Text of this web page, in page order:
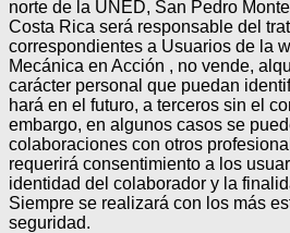
norte de la UNED, San Pedro
Costa Rica será responsable del
correspondientes a Usuarios de la
Mecánica en Acción , no vende,
carácter personal que puedan
hará en el futuro, a terceros sin el
embargo, en algunos casos se
colaboraciones con otros
requerirá consentimiento a los
identidad del colaborador y la
Siempre se realizará con los más
seguridad.